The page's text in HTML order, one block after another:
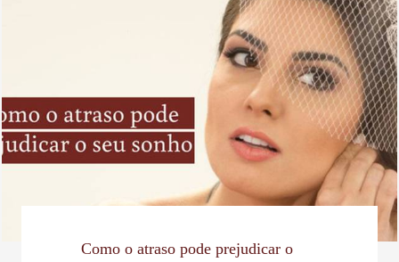
Como o atraso pode prejudicar o